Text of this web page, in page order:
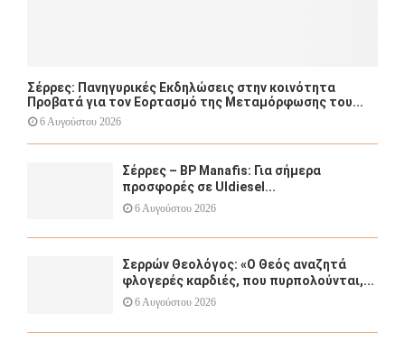
Σέρρες: Πανηγυρικές Εκδηλώσεις στην κοινότητα
Προβατά για τον Εορτασμό της Μεταμόρφωσης του...
6 Αυγούστου 2026
Σέρρες – BP Manafis: Για σήμερα
προσφορές σε Uldiesel...
6 Αυγούστου 2026
Σερρών Θεολόγος: «Ο Θεός αναζητά
φλογερές καρδιές, που πυρπολούνται,...
6 Αυγούστου 2026